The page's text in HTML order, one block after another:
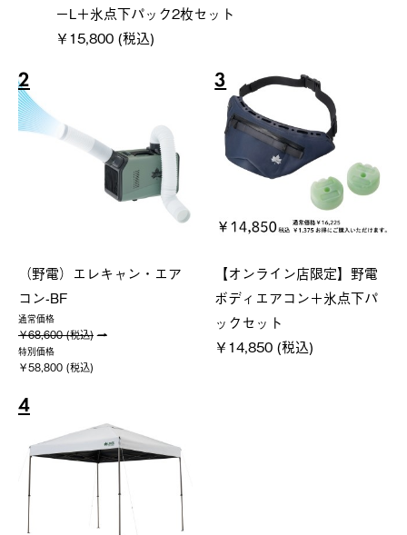
ーL＋氷点下パック2枚セット
￥15,800 (税込)
2
（野電）エレキャン・エア
コン-BF
通常価格
￥68,600 (税込)
特別価格
￥58,800 (税込)
3
【オンライン店限定】野電
ボディエアコン＋氷点下パ
ックセット
￥14,850 (税込)
4